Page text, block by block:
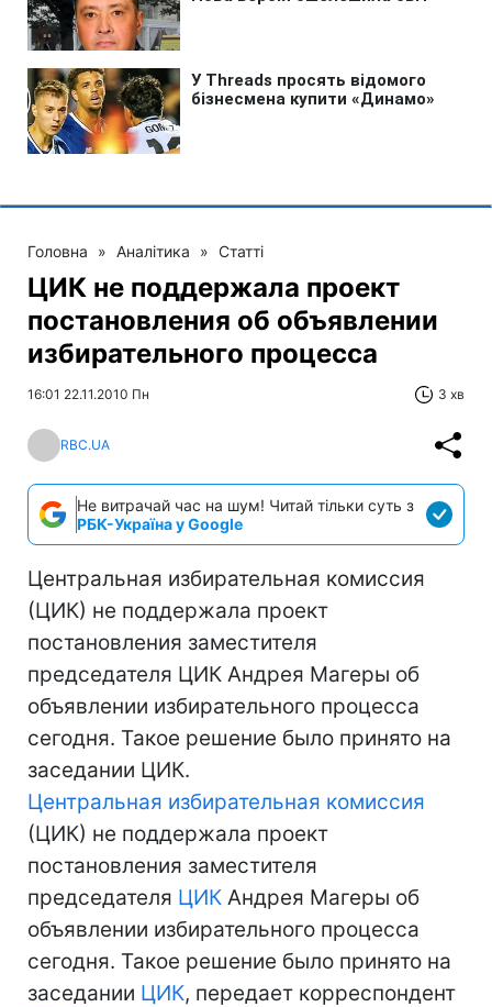
Головна » Аналітика » Статті
ЦИК не поддержала проект
постановления об объявлении
избирательного процесса
16:01 22.11.2010 Пн 3 хв
RBC.UA
Не витрачай час на шум! Читай тільки суть з
РБК-Україна у Google
Центральная избирательная комиссия
(ЦИК) не поддержала проект
постановления заместителя
председателя ЦИК Андрея Магеры об
объявлении избирательного процесса
сегодня. Такое решение было принято на
заседании ЦИК.
Центральная избирательная комиссия
(ЦИК) не поддержала проект
постановления заместителя
председателя ЦИК Андрея Магеры об
объявлении избирательного процесса
сегодня. Такое решение было принято на
заседании ЦИК, передает корреспондент